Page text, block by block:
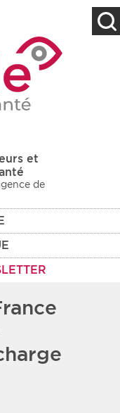
et
de
vous